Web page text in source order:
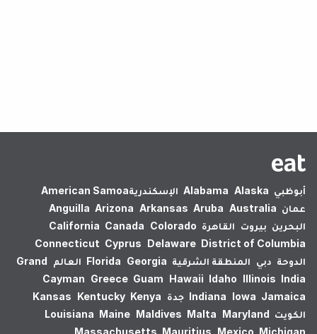
أبوظبي Alabama Alaska الإسكندرية‎American Samoa
عمان
Anguilla Arizona Arkansas Aruba Australia
البحرين بيروت القاهرة California Canada Colorado
Connecticut Cyprus Delaware District of Columbia
الدوحة دبي المنطقة الشرقية Florida Georgia العالم
Grand
Cayman Greece Guam Hawaii Idaho Illinois India
Indiana Iowa Jamaica جدة Kansas Kentucky Kenya
الكويت
Louisiana Maine Maldives Malta Maryland